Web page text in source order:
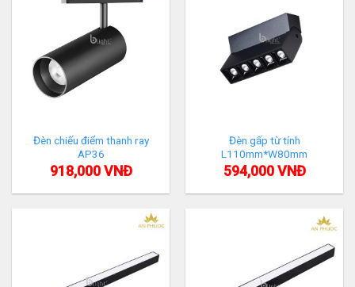
Đèn chiếu điểm thanh ray
AP36
918,000VNĐ
Đèn gấp từ tính
L110mm*W80mm
594,000VNĐ